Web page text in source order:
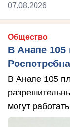
07.08.2026
Общество
В Анапе
В Анапе 105
могут